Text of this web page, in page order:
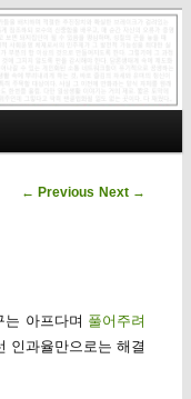
Post navigation
← Previous Next →
는 아프다며 풀어주려
인과율만으로는 해결